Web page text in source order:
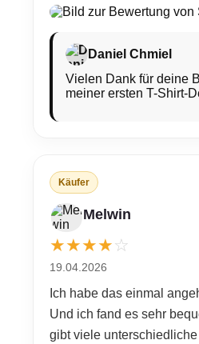
Daniel Chmiel
Vielen Dank für deine
meiner ersten T-Shirt-
Käufer
Melwin
★★★★☆
19.04.2026
Ich habe das einmal
Und ich fand es sehr
gibt viele